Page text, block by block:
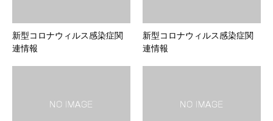
新型コロナウィルス感染症関
連情報
新型コロナウィルス感染症関
連情報